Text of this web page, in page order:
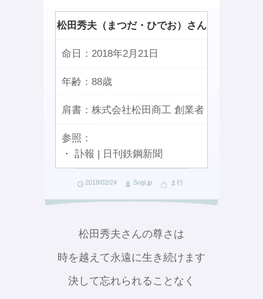
松田秀夫（まつだ・ひでお）さん
命日： 2018年2月21日
年齢： 88歳
肩書： 株式会社松田商工 創業者
参照：
・ 訃報 | 日刊鉄鋼新聞
2018/02/24 Sogi.jp ま行
松田秀夫さんの尊さは
時を越えて永遠に生き続けます
決して忘れられることなく